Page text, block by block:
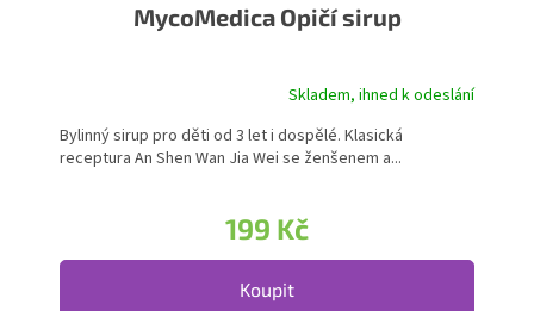
MycoMedica Opičí sirup
Skladem, ihned k odeslání
199 Kč
Koupit
Bylinný sirup pro děti od 3 let i dospělé. Klasická
receptura An Shen Wan Jia Wei se ženšenem a...